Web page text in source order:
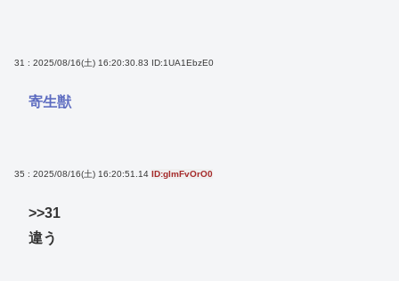
31 : 2025/08/16(土) 16:20:30.83 ID:1UA1EbzE0
寄生獣
35 : 2025/08/16(土) 16:20:51.14 ID:glmFvOrO0
>>31
違う